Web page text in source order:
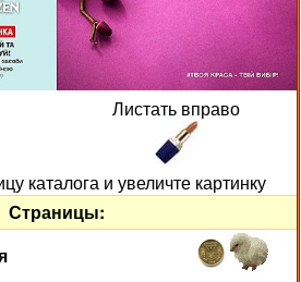
Листать вправо
каталога и увеличте картинку
Страницы: